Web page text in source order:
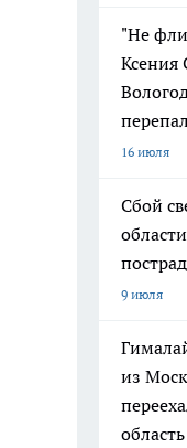
"Не
Ксения
16 июля
Сбой
9 июля
из
область